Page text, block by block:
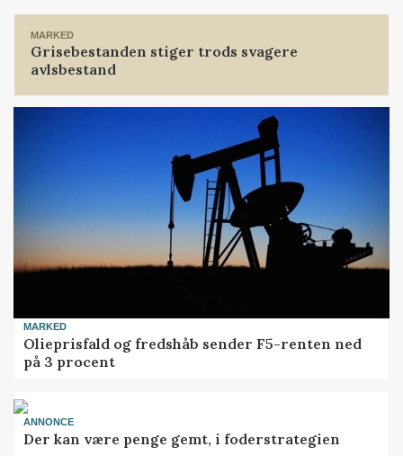
MARKED
Grisebestanden stiger trods svagere
avlsbestand
MARKED
Olieprisfald og fredshåb sender F5-renten ned
på 3 procent
ANNONCE
Der kan være penge gemt, i foderstrategien